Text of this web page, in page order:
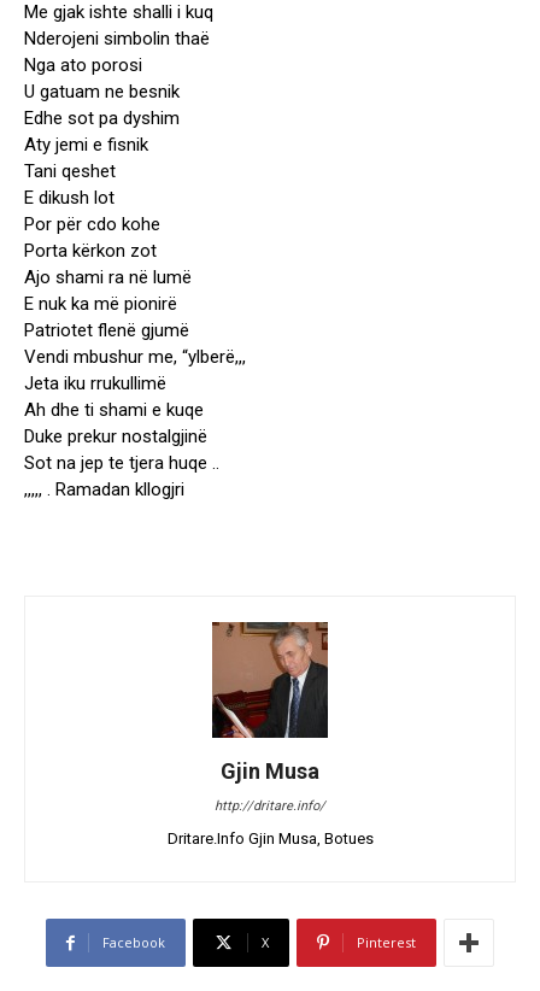
Me gjak ishte shalli i kuq
Nderojeni simbolin thaë
Nga ato porosi
U gatuam ne besnik
Edhe sot pa dyshim
Aty jemi e fisnik
Tani qeshet
E dikush lot
Por për cdo kohe
Porta kërkon zot
Ajo shami ra në lumë
E nuk ka më pionirë
Patriotet flenë gjumë
Vendi mbushur me, “ylberë,,,
Jeta iku rrukullimë
Ah dhe ti shami e kuqe
Duke prekur nostalgjinë
Sot na jep te tjera huqe ..
,,,,, . Ramadan kllogjri
Gjin Musa
http://dritare.info/
Dritare.Info Gjin Musa, Botues
Facebook X Pinterest